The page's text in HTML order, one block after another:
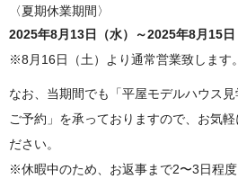
〈夏期休業期間〉
2025年8月13日（水）～2025年8月15日
※8月16日（土）より通常営業致します。
なお、当期間でも「平屋モデルハウス
ご予約」を承っておりますので、お気
ださい。
※休暇中のため、お返事まで2〜3日程